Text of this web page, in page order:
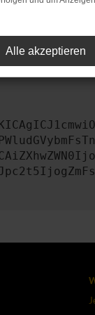
nicht
zu beheben.
Alle akzeptieren